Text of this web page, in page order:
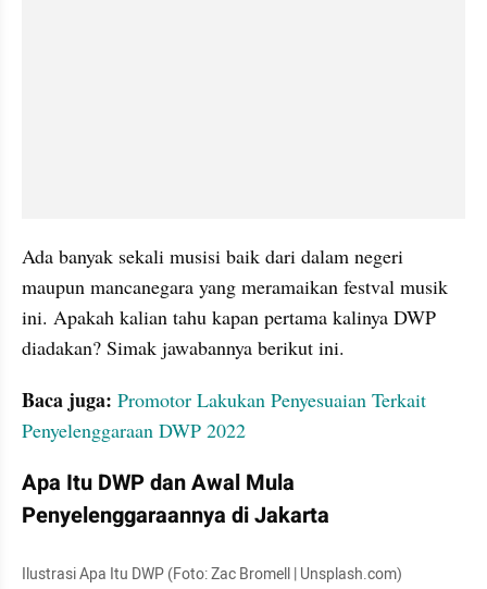
Ada banyak sekali musisi baik dari dalam negeri
maupun mancanegara yang meramaikan festval musik
ini. Apakah kalian tahu kapan pertama kalinya DWP
diadakan? Simak jawabannya berikut ini.
Baca juga: Promotor Lakukan Penyesuaian Terkait
Penyelenggaraan DWP 2022
Apa Itu DWP dan Awal Mula
Penyelenggaraannya di Jakarta
Ilustrasi Apa Itu DWP (Foto: Zac Bromell | Unsplash.com)